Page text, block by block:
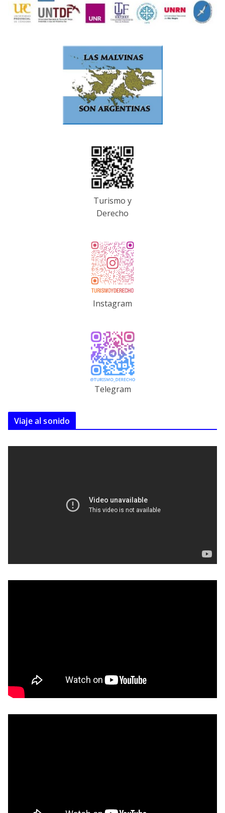
Turismo y
Derecho
Instagram
Telegram
Viaje al sonido